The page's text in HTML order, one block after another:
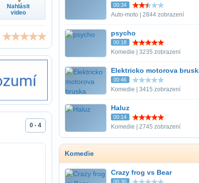
Nahlásit
video
0 - 4
00:34
Auto-moto | 2844 zobrazení
psycho
00:18
Komedie | 3235 zobrazení
Elektricko motorova
00:46
Komedie | 3415 zobrazení
Haluz
00:14
Komedie | 2745 zobrazení
Komedie
Crazy frog vs Bear
00:30